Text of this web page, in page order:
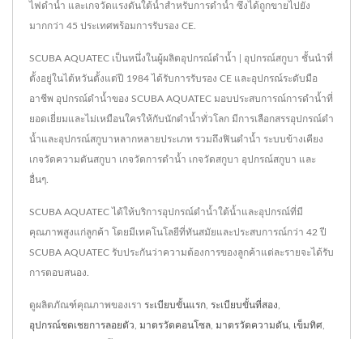
ไฟดำน้ำ และเกจวัดแรงดันใต้น้ำสำหรับการดำน้ำ ซึ่งได้ถูกขายไปยัง
มากกว่า 45 ประเทศพร้อมการรับรอง CE.
SCUBA AQUATEC เป็นหนึ่งในผู้ผลิตอุปกรณ์ดำน้ำ | อุปกรณ์สกูบา ชั้นนำที่
ตั้งอยู่ในไต้หวันตั้งแต่ปี 1984 ได้รับการรับรอง CE และอุปกรณ์ระดับมือ
อาชีพ อุปกรณ์ดำน้ำของ SCUBA AQUATEC มอบประสบการณ์การดำน้ำที่
ยอดเยี่ยมและไม่เหมือนใครให้กับนักดำน้ำทั่วโลก มีการเลือกสรรอุปกรณ์ดำ
น้ำและอุปกรณ์สกูบาหลากหลายประเภท รวมถึงฟินดำน้ำ ระบบข้างเคียง
เกจวัดความดันสกูบา เกจวัดการดำน้ำ เกจวัดสกูบา อุปกรณ์สกูบา และ
อื่นๆ.
SCUBA AQUATEC ได้ให้บริการอุปกรณ์ดำน้ำใต้น้ำและอุปกรณ์ที่มี
คุณภาพสูงแก่ลูกค้า โดยมีเทคโนโลยีที่ทันสมัยและประสบการณ์กว่า 42 ปี
SCUBA AQUATEC รับประกันว่าความต้องการของลูกค้าแต่ละรายจะได้รับ
การตอบสนอง.
ดูผลิตภัณฑ์คุณภาพของเรา ระเบียบขั้นแรก ระเบียบขั้นที่สอง
อุปกรณ์ชดเชยการลอยตัว มาตรวัดคอนโซล มาตรวัดความดัน เข็มทิศ